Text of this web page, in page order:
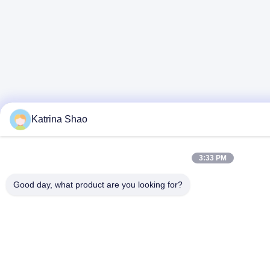
Katrina Shao
3:33 PM
Good day, what product are you looking for?